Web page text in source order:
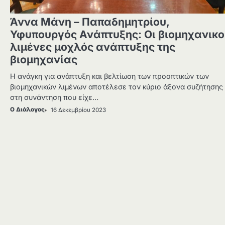
Άννα Μάνη – Παπαδημητρίου,
Υφυπουργός Ανάπτυξης: Οι
λιμένες μοχλός ανάπτυξης της
βιομηχανίας
Η ανάγκη για ανάπτυξη και βελτίωση των προοπτικών των
βιομηχανικών λιμένων αποτέλεσε τον κύριο άξονα συζήτησης
στη συνάντηση που είχε…
Ο Διάλογος 16 Δεκεμβρίου 2023